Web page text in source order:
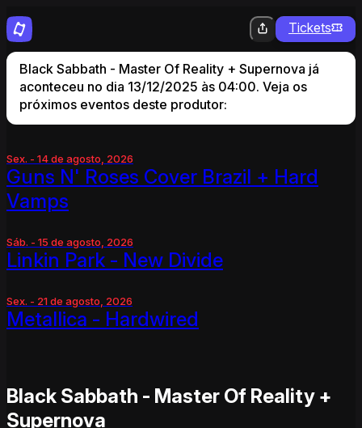
Tickets
Black Sabbath - Master Of Reality + Supernova já
aconteceu no dia 13/12/2025 às 04:00. Veja os
próximos eventos deste produtor:
Sex. - 14 de agosto, 2026
Guns N' Roses Cover Brazil + Hard
Vamps
Sáb. - 15 de agosto, 2026
Linkin Park - New Divide
Sex. - 21 de agosto, 2026
Metallica - Hardwired
Black Sabbath - Master Of Reality +
Supernova